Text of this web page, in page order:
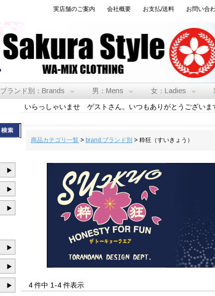
実店舗のご案内 会社概要 お支払/送料 お問い合
ブランド別：Brands 男：Mens 女：Ladies
いらっしゃいませ ゲストさん。いつもありがとうございま
商品カテゴリ一覧> brand:ブランド別 > 粋狂（すいきょう）
4 件中 1-4 件表示